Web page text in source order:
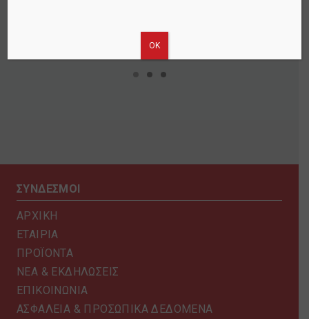
ΣΥΝΔΕΣΜΟΙ
ΑΡΧΙΚΗ
ΕΤΑΙΡΙΑ
ΠΡΟΪΟΝΤΑ
ΝΕΑ & ΕΚΔΗΛΩΣΕΙΣ
ΕΠΙΚΟΙΝΩΝΙΑ
ΑΣΦΑΛΕΙΑ & ΠΡΟΣΩΠΙΚΑ ΔΕΔΟΜΕΝΑ
ΟΚ